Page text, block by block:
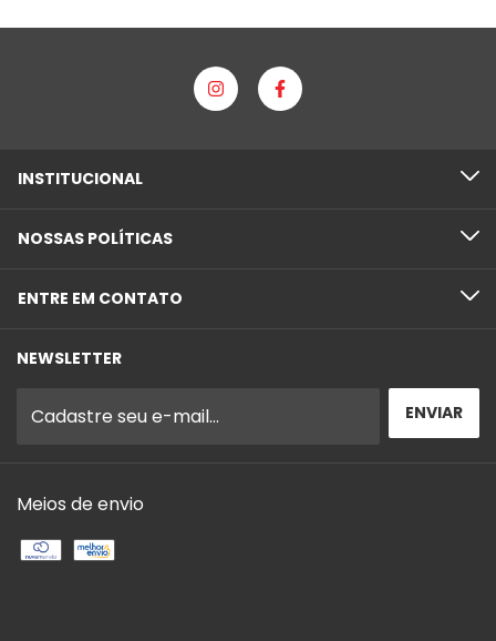
INSTITUCIONAL
NOSSAS POLÍTICAS
ENTRE EM CONTATO
NEWSLETTER
Meios de envio